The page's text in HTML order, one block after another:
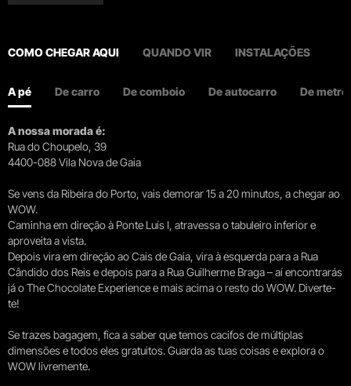
COMO CHEGAR AQUI QUANDO VIR INSTALAÇÕES
A pé De carro De comboio De autocarro De metro
A nossa morada é:
Rua do Choupelo, 39
4400-088 Vila Nova de Gaia
Se vens da Ribeira do Porto, vais demorar 15 a 20 minutos, a chegar ao
WOW.
Caminha em direção à Ponte Luís I, atravessa o tabuleiro inferior e
aproveita a vista.
Depois vira em direção ao Cais de Gaia, vira à esquerda para a Rua
Cândido dos Reis e depois para a Rua Guilherme Braga – aí encontrarás
já o The Chocolate Experience e mais acima o resto do WOW. Diverte-
te!
Se trazes bagagem, fica a saber que temos cacifos de múltiplas
dimensões e todos eles gratuitos. Guarda as tuas coisas e explora o
WOW livremente.